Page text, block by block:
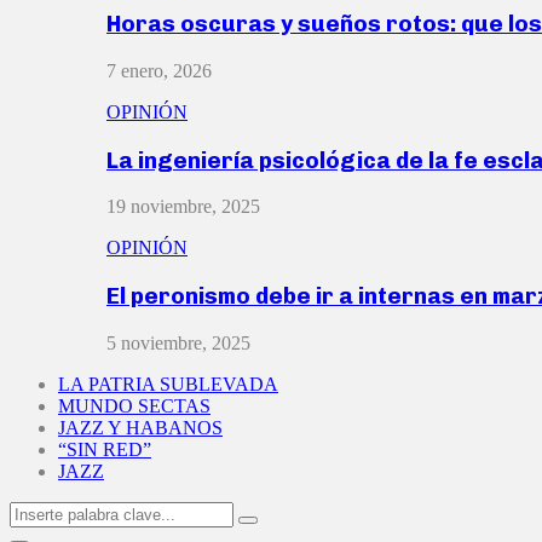
Horas oscuras y sueños rotos: que
7 enero, 2026
OPINIÓN
La ingeniería psicológica de la fe
19 noviembre, 2025
OPINIÓN
El peronismo debe ir a internas en
5 noviembre, 2025
LA PATRIA SUBLEVADA
MUNDO SECTAS
JAZZ Y HABANOS
“SIN RED”
JAZZ
Search
for:
Search